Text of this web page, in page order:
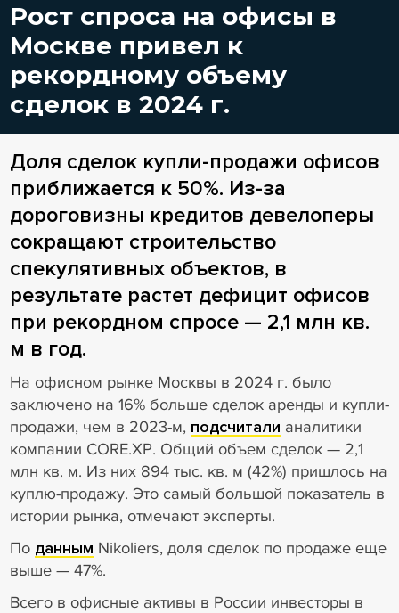
Рост спроса на офисы в
Москве привел к
рекордному объему
сделок в 2024 г.
Доля сделок купли-продажи офисов
приближается к 50%. Из-за
дороговизны кредитов девелоперы
сокращают строительство
спекулятивных объектов, в
результате растет дефицит офисов
при рекордном спросе — 2,1 млн кв.
м в год.
На офисном рынке Москвы в 2024 г. было
заключено на 16% больше сделок аренды и купли-
продажи, чем в 2023-м, подсчитали аналитики
компании CORE.XP. Общий объем сделок — 2,1
млн кв. м. Из них 894 тыс. кв. м (42%) пришлось на
куплю-продажу. Это самый большой показатель в
истории рынка, отмечают эксперты.
По данным Nikoliers, доля сделок по продаже еще
выше — 47%.
Всего в офисные активы в России инвесторы в